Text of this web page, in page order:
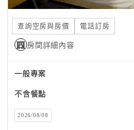
合
作
提
案
店
作
查詢空房與房價 電話訂房
房間詳細內容
一般專案
不含餐點
2026/08/08